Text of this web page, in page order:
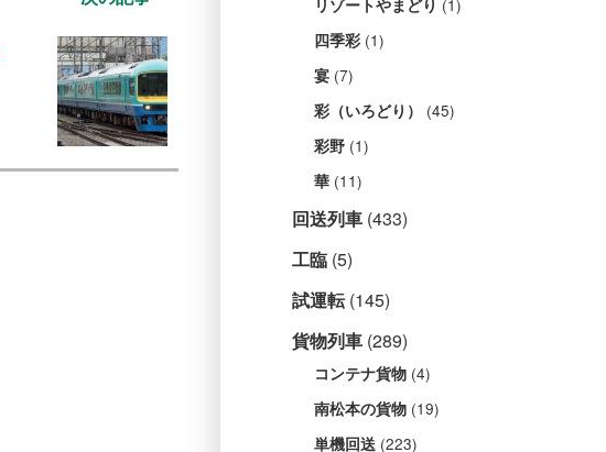
リゾートやまどり (1)
四季彩 (1)
宴 (7)
彩（いろどり） (45)
彩野 (1)
華 (11)
回送列車 (433)
工臨 (5)
試運転(145)
貨物列車 (289)
コンテナ貨物 (4)
南松本の貨物 (19)
単機回送 (223)